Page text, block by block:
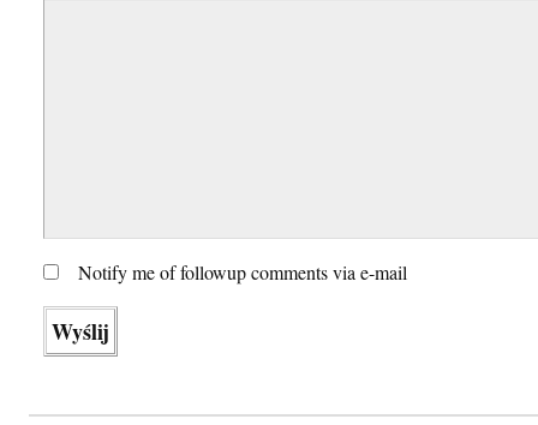
Notify me of followup comments via e-mail